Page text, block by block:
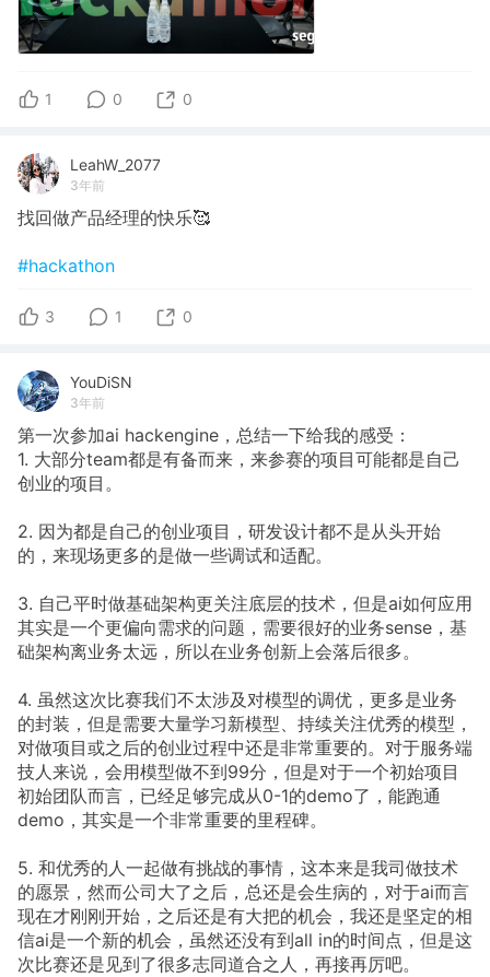
1 0 0
LeahW_2077
3年前
找回做产品经理的快乐🥰
#hackathon
3 1 0
YouDiSN
3年前
第一次参加ai hackengine，总结一下给我的感受：
1. 大部分team都是有备而来，来参赛的项目可能都是自己
创业的项目。
2. 因为都是自己的创业项目，研发设计都不是从头开始
的，来现场更多的是做一些调试和适配。
3. 自己平时做基础架构更关注底层的技术，但是ai如何应用
其实是一个更偏向需求的问题，需要很好的业务sense，基
础架构离业务太远，所以在业务创新上会落后很多。
4. 虽然这次比赛我们不太涉及对模型的调优，更多是业务
的封装，但是需要大量学习新模型、持续关注优秀的模型，
对做项目或之后的创业过程中还是非常重要的。对于服务端
技人来说，会用模型做不到99分，但是对于一个初始项目
初始团队而言，已经足够完成从0-1的demo了，能跑通
demo，其实是一个非常重要的里程碑。
5. 和优秀的人一起做有挑战的事情，这本来是我司做技术
的愿景，然而公司大了之后，总还是会生病的，对于ai而言
现在才刚刚开始，之后还是有大把的机会，我还是坚定的相
信ai是一个新的机会，虽然还没有到all in的时间点，但是这
次比赛还是见到了很多志同道合之人，再接再厉吧。